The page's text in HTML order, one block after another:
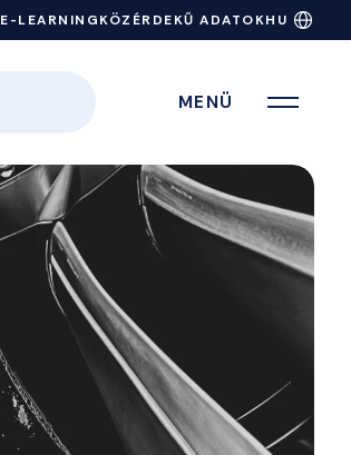
E-LEARNINGKÖZÉRDEKŰ ADATOKHU
MENÜ